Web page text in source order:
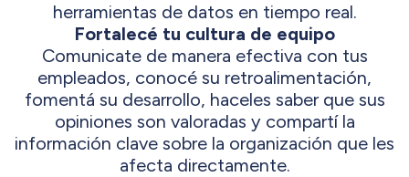
herramientas de datos en tiempo real.
Fortalecé tu cultura de equipo
Comunicate de manera efectiva con tus
empleados, conocé su retroalimentación,
fomentá su desarrollo, haceles saber que sus
opiniones son valoradas y compartí la
información clave sobre la organización que les
afecta directamente.